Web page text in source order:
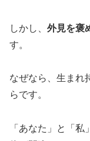
しかし、 外見を褒
す。
なぜなら、生まれ
らです。
「あなた」と「